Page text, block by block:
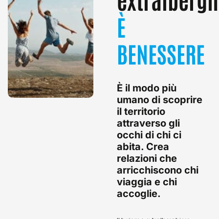
comunità locali.
Attraverso l’adattamento e
la valorizzazione di edifici
preesistenti, il turismo
extralberghiero contribuisce
a preservare l’identità
unico tra turismo e territorio.
Questo approccio consente
una maggiore sostenibilità,
riducendo la necessità di
nuove costruzioni e
promuovendo una fruizione
più autentica e rispettosa
del patrimonio italiano.
È
BENESSERE
È il modo più
umano di scoprire
il territorio
attraverso gli
occhi di chi ci
abita. Crea
relazioni che
arricchiscono chi
viaggia e chi
accoglie.